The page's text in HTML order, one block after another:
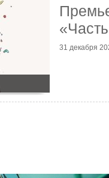
31 декабря